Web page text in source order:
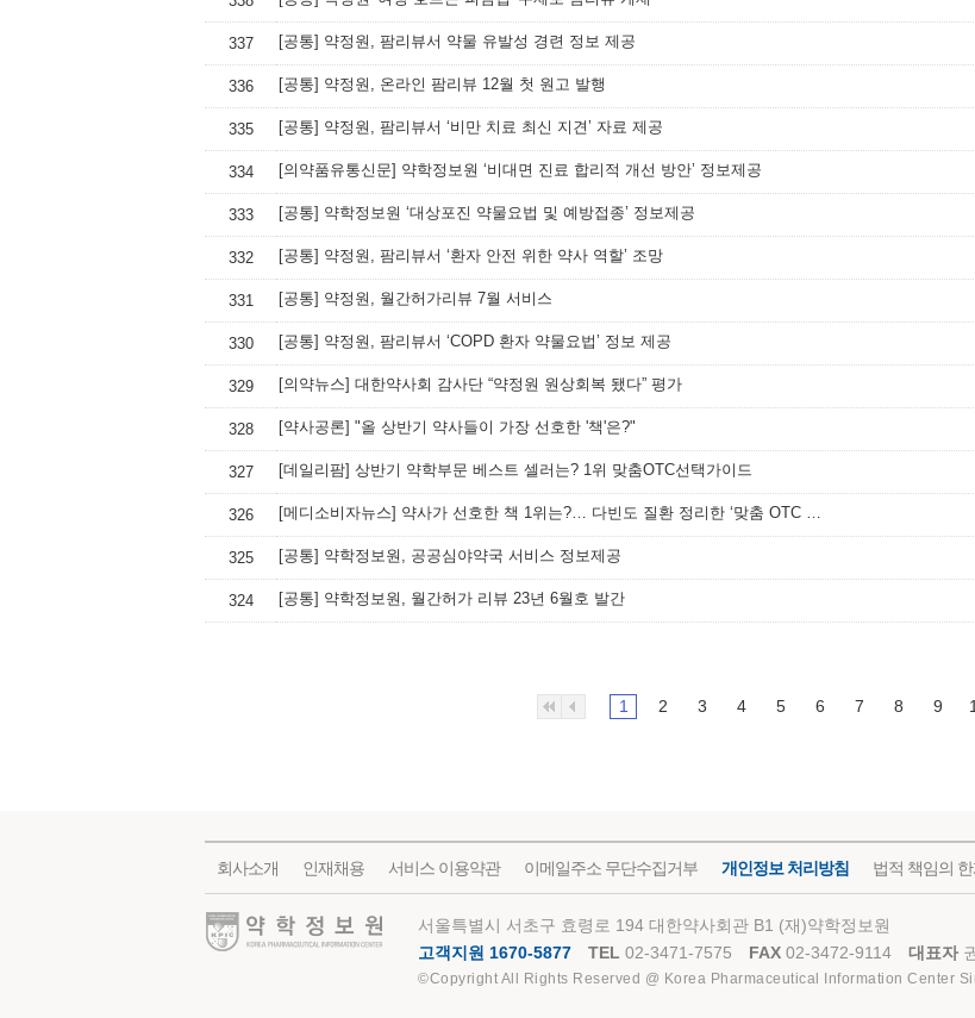
337 [공통] 약정원, 팜리뷰서 약물 유발성 경련 정보 제공
336 [공통] 약정원, 온라인 팜리뷰 12월 첫 원고 발행
335 [공통] 약정원, 팜리뷰서 ‘비만 치료 최신 지견’ 자료 제공
334 [의약품유통신문] 약학정보원 ‘비대면 진료 합리적 개선 방안’ 정보제공
333 [공통] 약학정보원 ‘대상포진 약물요법 및 예방접종’ 정보제공
332 [공통] 약정원, 팜리뷰서 ‘환자 안전 위한 약사 역할’ 조망
331 [공통] 약정원, 월간허가리뷰 7월 서비스
330 [공통] 약정원, 팜리뷰서 ‘COPD 환자 약물요법’ 정보 제공
329 [의약뉴스] 대한약사회 감사단 “약정원 원상회복 됐다” 평가
328 [약사공론] "올 상반기 약사들이 가장 선호한 '책'은?"
327 [데일리팜] 상반기 약학부문 베스트 셀러는? 1위 맞춤OTC선택가이드
326 [메디소비자뉴스] 약사가 선호한 책 1위는?… 다빈도 질환 정리한 ‘맞춤 OTC 선택 가이’
325 [공통] 약학정보원, 공공심야약국 서비스 정보제공
324 [공통] 약학정보원, 월간허가 리뷰 23년 6월호 발간
1 2 3 4 5 6 7 8 9
회사소개 인재채용 서비스 이용약관 이메일주소 무단수집거부 개인정보 처리방침 법적 책임의 한
약학정보원
서울특별시 서초구 효령로 194 대한약사회관 B1 (재)약학정보원
고객지원 1670-5877
TEL 02-3471-7575 FAX 02-3472-9114 대표자
©Copyright All Rights Reserved @ Korea Pharmaceutical Information Center